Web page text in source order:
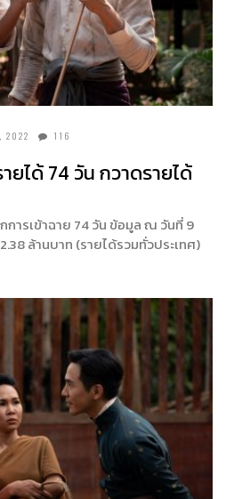
2022 116
ได้ 74 วัน กวาดรายได้
ารเข้าฉาย 74 วัน ข้อมูล ณ วันที่ 9
ล้านบาท (รายได้รวมทั่วประเทศ)